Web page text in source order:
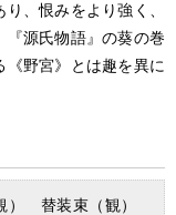
、恨みをより強く、
『源氏物語』の葵の巻
野宮》とは趣を異に
） 替装束（観）